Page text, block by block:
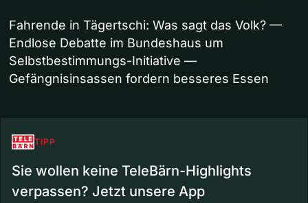
Fahrende in Tägertschi: Was sagt das Volk? —
Endlose Debatte im Bundeshaus um
Selbstbestimmungs-Initiative —
Gefängnisinsassen fordern besseres Essen
TIPP
Sie wollen keine TeleBärn-Highlights
verpassen? Jetzt unsere App